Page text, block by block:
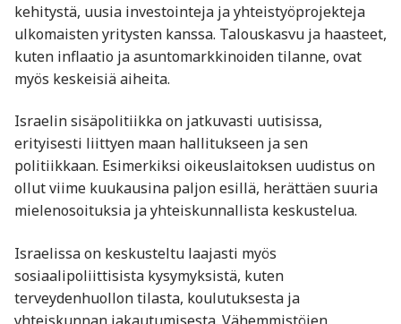
kehitystä, uusia investointeja ja yhteistyöprojekteja
ulkomaisten yritysten kanssa. Talouskasvu ja haasteet,
kuten inflaatio ja asuntomarkkinoiden tilanne, ovat
myös keskeisiä aiheita.
Israelin sisäpolitiikka on jatkuvasti uutisissa,
erityisesti liittyen maan hallitukseen ja sen
politiikkaan. Esimerkiksi oikeuslaitoksen uudistus on
ollut viime kuukausina paljon esillä, herättäen suuria
mielenosoituksia ja yhteiskunnallista keskustelua.
Israelissa on keskusteltu laajasti myös
sosiaalipoliittisista kysymyksistä, kuten
terveydenhuollon tilasta, koulutuksesta ja